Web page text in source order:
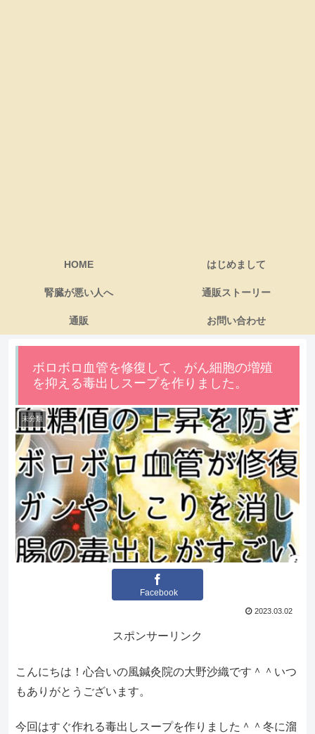
HOME はじめまして
腎臓が悪い人へ 通販ストーリー
通販 お問い合わせ
ボロボロ血管を修復して、がん細胞の増殖
を抑える毒出しスープを作りました。
未分類
Facebook
2023.03.02
スポンサーリンク
こんにちは！心合いの風鍼灸院の大野沙織です＾＾いつ
もありがとうございます。
今回はすぐ作れる毒出しスープを作りました＾＾冬に溜